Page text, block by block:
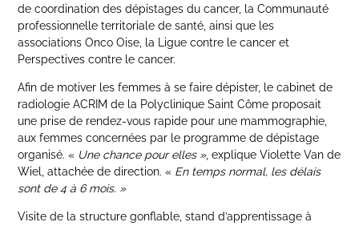
de coordination des dépistages du cancer, la Communauté
professionnelle territoriale de santé, ainsi que les
associations Onco Oise, la Ligue contre le cancer et
Perspectives contre le cancer.
Afin de motiver les femmes à se faire dépister, le cabinet de
radiologie ACRIM de la Polyclinique Saint Côme proposait
une prise de rendez-vous rapide pour une mammographie,
aux femmes concernées par le programme de dépistage
organisé. « Une chance pour elles », explique Violette Van de
Wiel, attachée de direction. « En temps normal, les délais
sont de 4 à 6 mois. »
Visite de la structure gonflable, stand d’apprentissage à